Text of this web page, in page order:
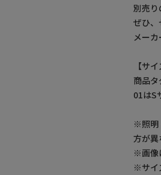
別売り
ぜひ、
メー
【サ
商品タ
01はS
※照明
方が異
※画像
※サイ